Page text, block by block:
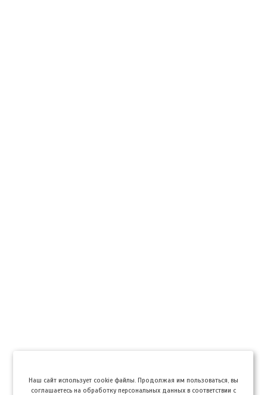
Hаш сайт использует cookie файлы. Продолжая им пользоваться, вы
соглашаетесь на обработку персональных данных в соответствии с